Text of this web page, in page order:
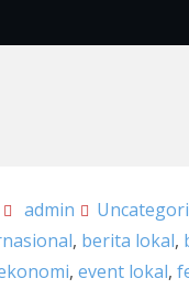
admin
, berita lokal,
, event lokal,